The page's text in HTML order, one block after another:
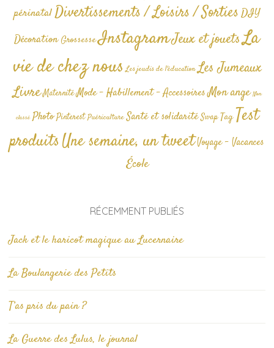
périnatalDivertissements / Loisirs / SortiesDIY
Décoration GrossesseInstagramJeux et jouetsLa
vie de chez nous Les jeudis de l'éducation Les Jumeaux
Livre Maternité Mode - Habillement - AccessoiresMon ange Non
classé Photo Pinterest Puériculture Santé et solidarité Swap TagTest
produitsUne semaine, un tweetVoyage - Vacances
École
RÉCEMMENT PUBLIÉS
Jack et le haricot magique au Lucernaire
La Boulangerie des Petits
T’as pris du pain ?
La Guerre des Lulus, le journal